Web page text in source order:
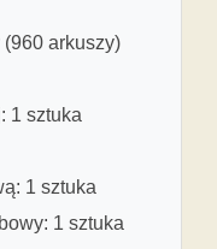
arkuszy)
1 sztuka
1 sztuka
1 sztuka